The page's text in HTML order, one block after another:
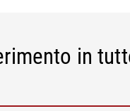
in